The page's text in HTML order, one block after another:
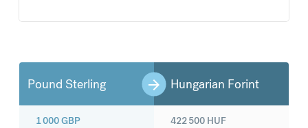
Pound Sterling Hungarian Forint
1 000GBP 422 500 HUF